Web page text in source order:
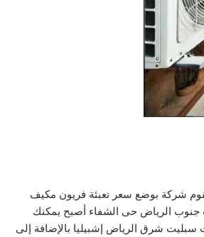
شركة بوضع سعر تعبئة فريون مكيف
جنوب الرياض حى الشفاء أصبح يمكنك
شرق الرياض إشبيليا بالإضافة إلى